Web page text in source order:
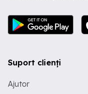
Suport clienți
Ajutor